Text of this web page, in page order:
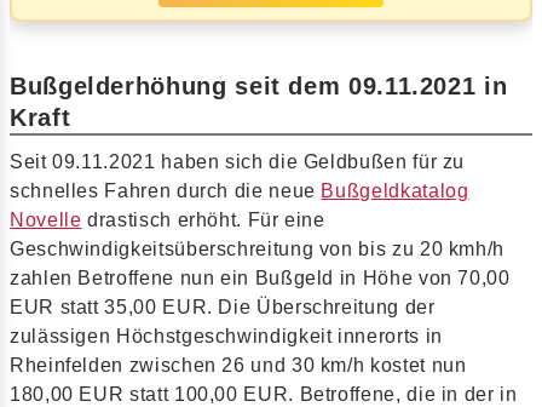
Bußgelderhöhung seit dem 09.11.2021 in
Kraft
Seit 09.11.2021 haben sich die Geldbußen für zu
schnelles Fahren durch die neue Bußgeldkatalog
Novelle drastisch erhöht. Für eine
Geschwindigkeitsüberschreitung von bis zu 20 kmh/h
zahlen Betroffene nun ein Bußgeld in Höhe von 70,00
EUR statt 35,00 EUR. Die Überschreitung der
zulässigen Höchstgeschwindigkeit innerorts in
Rheinfelden zwischen 26 und 30 km/h kostet nun
180,00 EUR statt 100,00 EUR. Betroffene, die in der in